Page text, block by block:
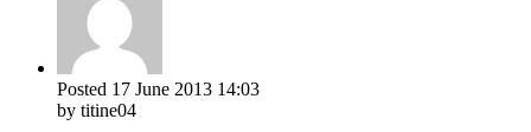
Posted 17 June 2013 14:03
by titine04